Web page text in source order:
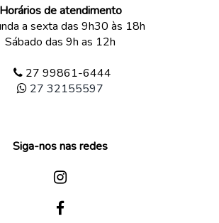
Horários de atendimento
a sexta das 9h30 às 18h
Sábado das 9h as 12h
27 99861-6444
27 32155597
Siga-nos nas redes